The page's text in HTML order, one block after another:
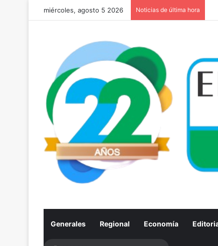
miércoles, agosto 5 2026 Noticias de última hora
Generales Regional Economía